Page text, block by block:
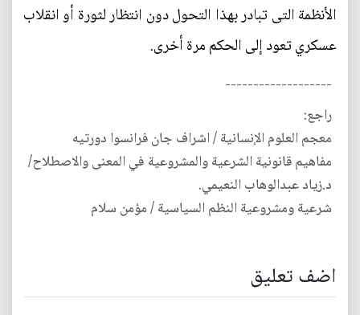
الأنظمة التى تبادر بهذا التحول دون انتظار لثورة أو انقلاب
عسكري تعود إلى الحكم مرة أخرى.
-------------------
راجع:
معجم العلوم الإنسانية / اشراف جان فرانسوا دورتيه
مفاهيم قانونية الشرعية والمشروعية في المعنى والاصطلاح/
د.زياد عبدالوهاب النعيمي.
شرعية ومشروعية النظم السياسية / مؤمن سلام
اضف تعليق